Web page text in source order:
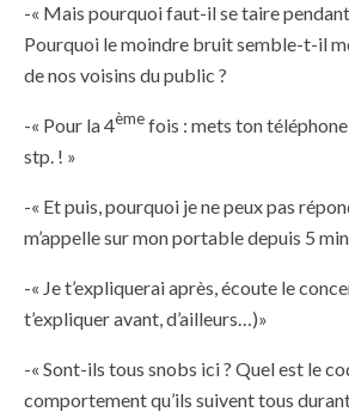
-« Mais pourquoi faut-il se taire
Pourquoi le moindre bruit semble-t-il
de nos voisins du public ?
-« Pour la 4èmefois : mets ton
stp. ! »
-« Et puis, pourquoi je ne peux pas
m’appelle sur mon portable depuis 5
-« Je t’expliquerai après, écoute le
t’expliquer avant, d’ailleurs…)»
-« Sont-ils tous snobs ici ? Quel est le
comportement qu’ils suivent tous